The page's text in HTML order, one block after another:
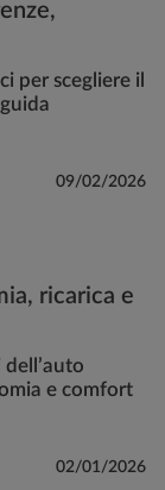
per scegliere il
09/02/2026
ricarica e
e comfort
02/01/2026